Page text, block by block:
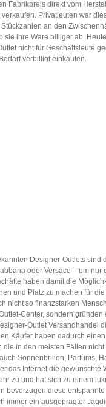
Fabrikpreis direkt vom
verkaufen. Privatleuten war
an den
sie ihre Ware billiger ab.
nicht für Geschäftsleute
verbilligt einkaufen.
Designer-Outlets sind
oder Versace – um
haben damit die
und Platz zu machen für
nicht so finanzstarken
Center, sondern
Outlet Versandhandel
Käufer haben dadurch
die in den meisten Fällen
Sonnenbrillen, Parfüms,
das Internet die gewünschte
zu und hat sich zu einem
bevorzugen diese
immer ein ausgeprägter